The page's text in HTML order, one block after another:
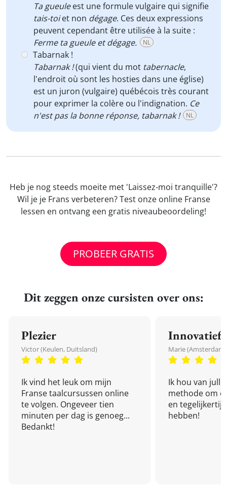
Ta gueuleest une formule vulgaire qui signifie
tais-toiet non dégage. Ces deux expressions
peuvent cependant être utilisée à la suite :
Ferme ta gueule et dégage.
NL
Tabarnak !
Tabarnak !(qui vient du mot tabernacle,
l'endroit où sont les hosties dans une église)
est un juron (vulgaire) québécois très courant
pour exprimer la colère ou l'indignation. Ce
n'est pas la bonne réponse, tabarnak !
NL
Heb je nog steeds moeite met 'Laissez-moi tranquille'?
Wil je je Frans verbeteren? Test onze online Franse
lessen en ontvang een gratis niveaubeoordeling!
PROBEER GRATIS
Dit zeggen onze cursisten over ons:
Plezier
Victor (Keulen, Duitsland)
Ik vind het leuk om mijn
Franse taalcursussen online
te volgen. Ongeveer tien
minuten per dag is genoeg...
Bedankt!
Innovatief
Marie
Ik hou van
methode om
en
hebben!